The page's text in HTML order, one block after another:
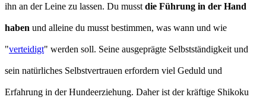
ihn an der Leine zu lassen. Du musst die Führung in der Hand
haben und alleine du musst bestimmen, was wann und wie
"verteidigt" werden soll. Seine ausgeprägte Selbstständigkeit und
sein natürliches Selbstvertrauen erfordern viel Geduld und
Erfahrung in der Hundeerziehung. Daher ist der kräftige Shikoku